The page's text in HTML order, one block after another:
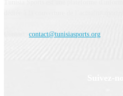
contact@tunisiasports.org